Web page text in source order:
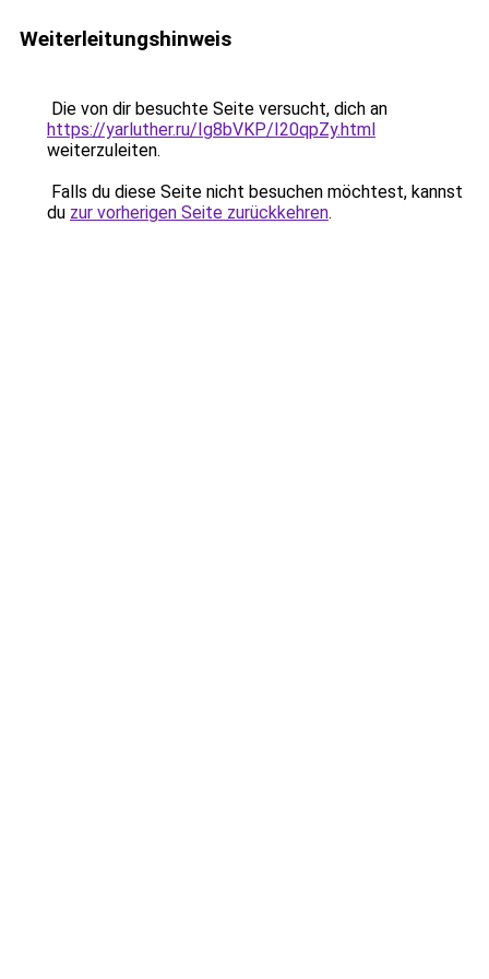
Weiterleitungshinweis
Die von dir besuchte Seite versucht, dich an
https://yarluther.ru/Ig8bVKP/I20qpZy.html
weiterzuleiten.
Falls du diese Seite nicht besuchen möchtest, kannst
du zur vorherigen Seite zurückkehren.